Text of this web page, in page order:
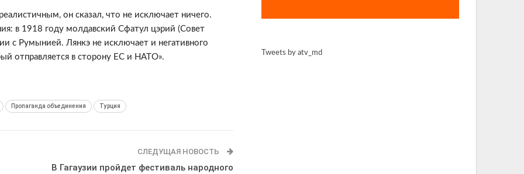
он сказал, что не исключает ничего.
в 1918 году молдавский Сфатул цэрий (Совет
с Румынией. Лянкэ не исключает и негативного
отправляется в сторону ЕС и НАТО».
Пропаганда объединения Турция
СЛЕДУЩАЯ НОВОСТЬ
В Гагаузии пройдет фестиваль народного
Tweets by atv_md